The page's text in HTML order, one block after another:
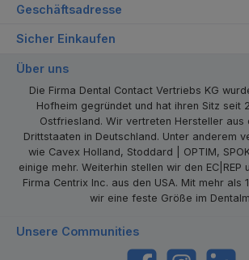
Geschäftsadresse
Sicher Einkaufen
Über uns
Die Firma Dental Contact Vertriebs KG
Hofheim gegründet und hat ihren Sitz seit
Ostfriesland. Wir vertreten Hersteller aus
Drittstaaten in Deutschland. Unter anderem
wie Cavex Holland, Stoddard | OPTIM,
einige mehr. Weiterhin stellen wir den EC|REP
Firma Centrix Inc. aus den USA. Mit mehr als
wir eine feste Größe im
Unsere Communities